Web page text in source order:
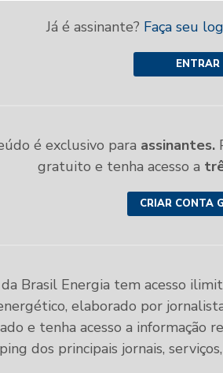
Já é assinante? Faça seu
ENTRAR
é exclusivo para assinantes.
gratuito e tenha acesso a
CRIAR CONTA
Brasil Energia tem acesso
elaborado por
e tenha acesso a
dos principais jornais,